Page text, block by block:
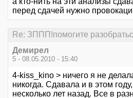
перед сдачей нужно
Re: ЗППП!помогите
Демирел
5 - 08.05.2010 - 15:40
4-kiss_kino > ничего я не
никогда. Сдавала и в этом
несколько лет назад. Все в